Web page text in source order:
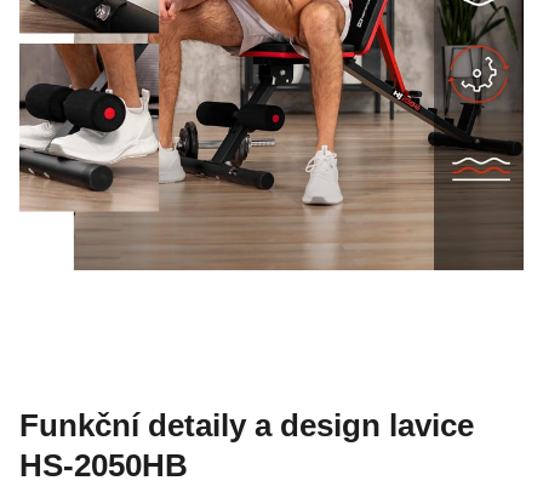
Funkční detaily a design lavice
HS-2050HB